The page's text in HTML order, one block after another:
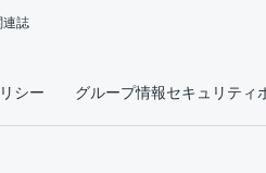
連誌
シー グループ情報セキュリティ